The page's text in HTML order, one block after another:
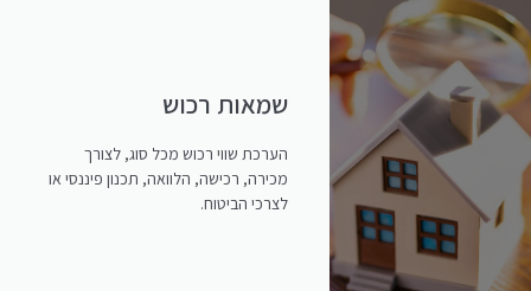
שמאות רכוש
הערכת שווי רכוש מכל סוג, לצורך
מכירה, רכישה, הלוואה, תכנון פיננסי או
לצרכי הביטוח.